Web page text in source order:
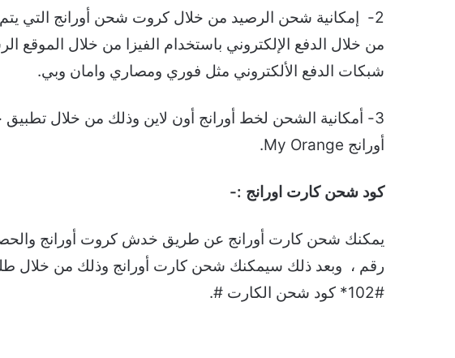
2- إمكانية شحن الرصيد من خلال كروت شحن أورانج التي
من خلال الدفع الإلكتروني باستخدام الفيزا من خلال الموقع
شبكات الدفع الألكتروني مثل فوري ومصاري وامان وبي.
3- أمكانية الشحن لخط أورانج أون لاين وذلك من خلال
أورانج My Orange.
كود شحن كارت اورانج :-
رقم ، وبعد ذلك سيمكنك شحن كارت أورانج وذلك من خلال
#102* كود شحن الكارت #.